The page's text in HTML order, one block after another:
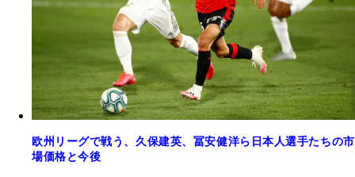
欧州リーグで戦う、久保建英、冨安健洋ら日本人選手たちの市
場価格と今後